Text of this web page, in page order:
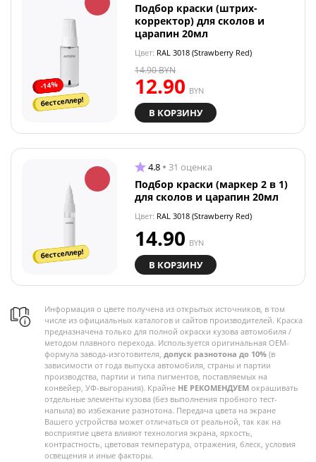
-14%
бестселлер!
Подбор краски (штрих-
корректор) для сколов и
царапин 20мл
Цвет: RAL 3018 (Strawberry Red)
12.90 BYN
14.90BYN
В КОРЗИНУ
бестселлер!
4.8 31 оценка
Подбор краски (маркер 2 в 1)
для сколов и царапин 20мл
Цвет: RAL 3018 (Strawberry Red)
14.90 BYN
В КОРЗИНУ
Информация о цвете получена из открытых источников, в том
числе из официальных каталогов и сайтов производителей. Краска
предназначена только для полной окраски кузова автомобиля /
методом плавного перехода. Используется оригинальная OEM-
формула завода-изготовителя, допуск разнотона до 10% (в
зависимости от года выпуска автомобиля, страны и партии
производства, партии и типа пигментов, поставляемых на
конвейер, УФ-выгорания). Крайне НЕ РЕКОМЕНДУЕМ окрашивать
отдельные элементы кузова (без выполнения пробного тест-
напыла) во избежание разнотона. Передача цвета на экране
Вашего устройства может отличаться от реальной, так как на
восприятие цвета влияют технология экрана, яркость,
контрастность, цветовая температура, отражения, блеск, условия
освещения и иные факторы.